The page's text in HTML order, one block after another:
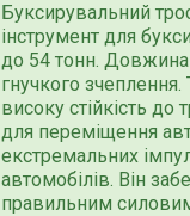
Буксирувальний
інструмент для
до 54 тонн.
гнучкого зчеплення.
високу стійкість
для переміщення
екстремальних
автомобілів. Він
правильним